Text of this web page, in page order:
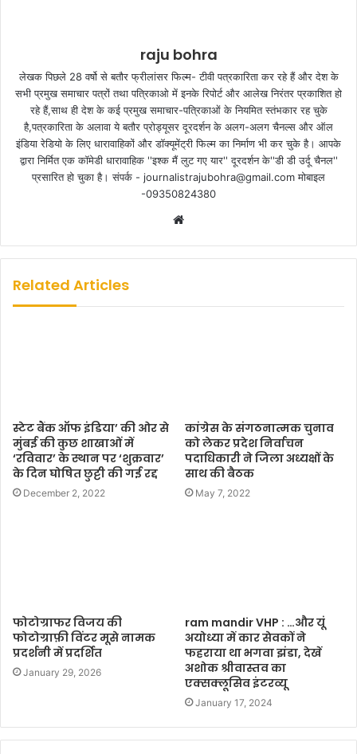
raju bohra
लेखक पिछले 28 वर्षो से बतौर फ्रीलांसर फिल्म- टीवी पत्रकारिता कर रहे हैं और देश के
सभी प्रमुख समाचार पत्रों तथा पत्रिकाओ में इनके रिपोर्ट और आलेख निरंतर प्रकाशित हो
रहे हैं,साथ ही देश के कई प्रमुख समाचार-पत्रिकाओं के नियमित स्तंभकार रह चुके
है,पत्रकारिता के अलावा ये बतौर प्रोड्यूसर दूरदर्शन के अलग-अलग चैनल्स और ऑल
इंडिया रेडियो के लिए धारावाहिकों और डॉक्यूमेंट्री फिल्म का निर्माण भी कर चुके है। आपके
द्वारा निर्मित एक कॉमेडी धारावाहिक ''इश्क मैं लुट गए यार'' दूरदर्शन के''डी डी उर्दू चैनल''
प्रसारित हो चुका है। संपर्क - journalistrajubohra@gmail.com मोबाइल
-09350824380
b
Related Articles
स्टेट बैंक ऑफ इंडिया’ की ओर से
मुंबई की कुछ शाखाओं में
‘रविवार’ के स्थान पर ‘शुक्रवार’
के दिन घोषित छुट्टी की गई रद्द
December 2, 2022
कांग्रेस के संगठनात्मक चुनाव
को लेकर प्रदेश निर्वाचन
पदाधिकारी ने जिला अध्यक्षों के
साथ की बैठक
May 7, 2022
फोटोग्राफर विजय की
फोटोग्राफ़ी विंटर मूसे नामक
प्रदर्शनी में प्रदर्शित
January 29, 2026
ram mandir VHP : …और यूं
अयोध्या में कार सेवकों ने
फहराया था भगवा झंडा, देखें
अशोक श्रीवास्तव का
एक्सक्लूसिव इंटरव्यू
January 17, 2024